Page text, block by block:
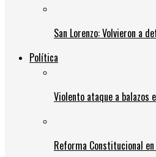
San Lorenzo: Volvieron a
Política
Violento ataque a balazos
Reforma Constitucional